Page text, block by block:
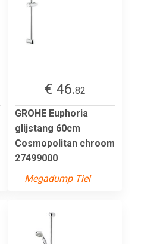
€ 46.82
GROHE Euphoria
glijstang 60cm
Cosmopolitan chroom
27499000
Megadump Tiel